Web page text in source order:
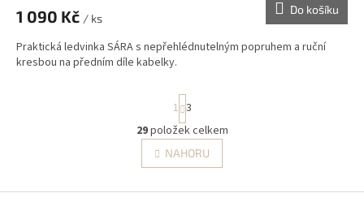
1 090 Kč / ks
Do košíku
Praktická ledvinka SÁRA s nepřehlédnutelným popruhem a ruční
kresbou na předním díle kabelky.
O
v
l
S
t
r
á
n
k
v
1 3
29položek celkem
NAHORU